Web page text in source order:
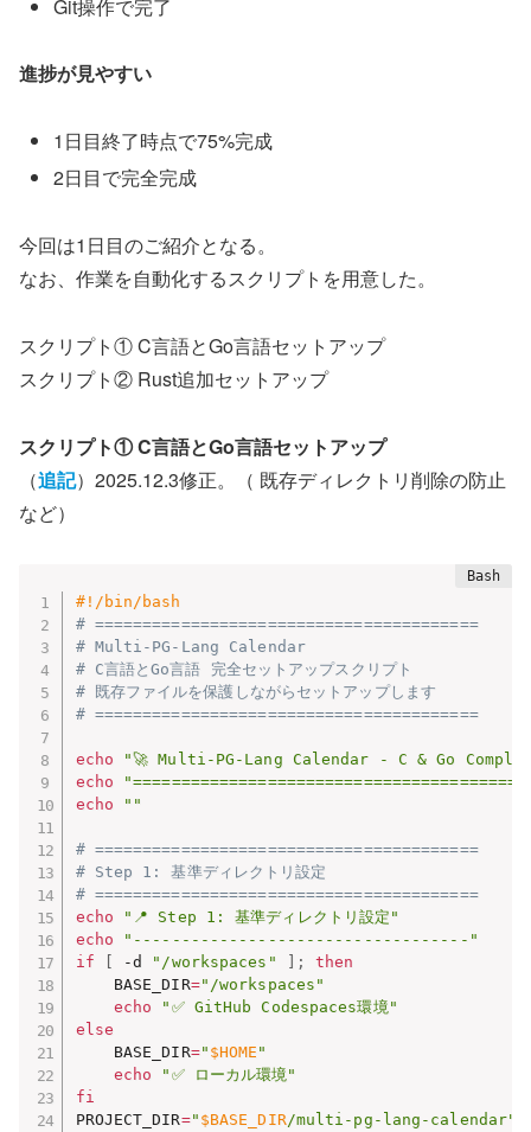
Git操作で完了
進捗が見やすい
1日目終了時点で75%完成
2日目で完全完成
今回は1日目のご紹介となる。
なお、作業を自動化するスクリプトを用意した。
スクリプト① C言語とGo言語セットアップ
スクリプト② Rust追加セットアップ
スクリプト① C言語とGo言語セットアップ
（追記）2025.12.3修正。（ 既存ディレクトリ削除の防止
など）
#!/bin/bash
# ========================================
# Multi-PG-Lang Calendar
# C言語とGo言語 完全セットアップスクリプト
# 既存ファイルを保護しながらセットアップします
# ========================================
echo
"🚀 Multi-PG-Lang Calendar - C & Go
echo
echo
""
# ========================================
# Step 1: 基準ディレクトリ設定
# ========================================
echo
"📍 Step 1: 基準ディレクトリ設定"
echo
"-----------------------------------"
if
-d "/workspaces" ;
then
    BASE_DIR
="/workspaces"
echo
"✅ GitHub Codespaces環境"
else
    BASE_DIR
=" $HOME "
echo
"✅ ローカル環境"
fi
PROJECT_DIR=" $BASE_DIR/multi-pg-lang-calendar"